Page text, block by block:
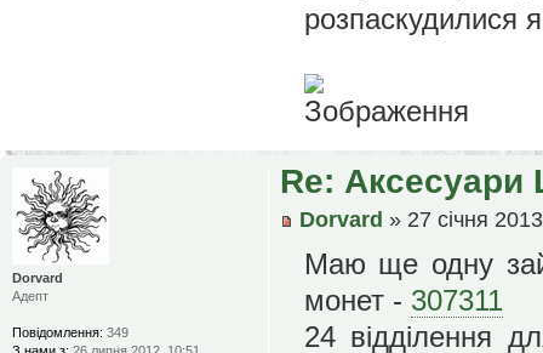
розпаскудилися
Re: Аксесуари
Dorvard » 27 січня
Маю ще одну
монет - 307311
24 відділення
Dorvard
Адепт
Повідомлення: 349